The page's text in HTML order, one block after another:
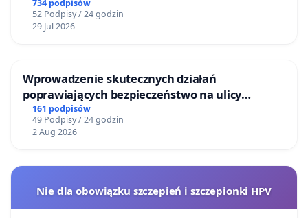
ogrody działkowe.
734 podpisów
52 Podpisy / 24 godzin
29 Jul 2026
Wprowadzenie skutecznych działań
poprawiających bezpieczeństwo na ulicy
Żeromskiego w Otwocku
161 podpisów
49 Podpisy / 24 godzin
2 Aug 2026
Nie dla obowiązku szczepień i szczepionki HPV